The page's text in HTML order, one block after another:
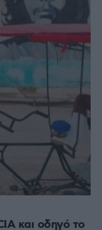
και οδηγό το